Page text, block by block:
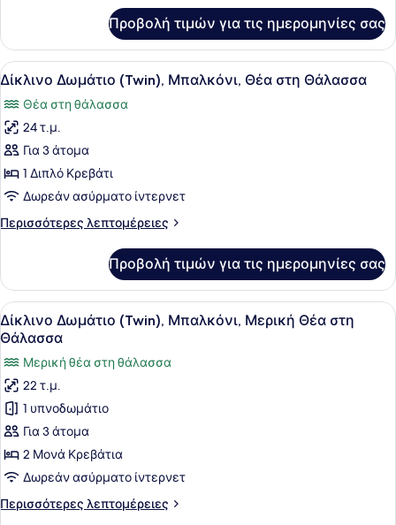
Δωμάτιο
(Twin),
Θέα
Θάλασσα
Προβολή τιμών για τις ημερομηνίες σας
Προβολή
όλων
των
φωτογραφιών
για
Δίκλινο
Δωμάτιο
(Twin),
Μπαλκόνι,
Θάλασσα
Ένα στρωμένο κρεβάτι με ένα
7
Δίκλινο Δωμάτιο (Twin), Μπαλκόνι, Θέα στη Θάλασσα
Θέα στη θάλασσα
24 τ.μ.
Για 3 άτομα
1 Διπλό Κρεβάτι
Δωρεάν ασύρματο ίντερνετ
Περισσότερες λεπτομέρειες
Περισσότερες
Δωμάτιο
(Twin),
Μπαλκόνι,
Θέα
στη
Θάλασσα
Προβολή τιμών για τις ημερομηνίες σας
Προβολή
όλων
φωτογραφιών
για
Δίκλινο
Δωμάτιο
(Twin),
Μπαλκόνι,
Μερική
Θέα
Ένα δωμάτιο ξενοδοχείου με ένα
6
Δίκλινο Δωμάτιο (Twin), Μπαλκόνι, Μερική Θέα στη
Θάλασσα
Μερική θέα στη θάλασσα
22 τ.μ.
1 υπνοδωμάτιο
Για 3 άτομα
2 Μονά Κρεβάτια
Δωρεάν ασύρματο ίντερνετ
Περισσότερες λεπτομέρειες
Περισσότερες